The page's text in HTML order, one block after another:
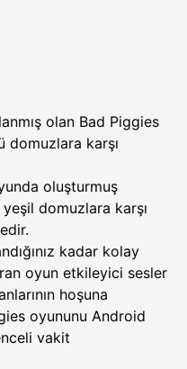
olan Bad Piggies
domuzlara karşı
oluşturmuş
domuzlara karşı
kadar kolay
oyun etkileyici sesler
hoşuna
oyununu Android
vakit